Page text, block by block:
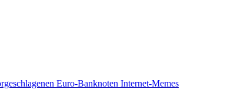
Euro-Banknoten Internet-Memes